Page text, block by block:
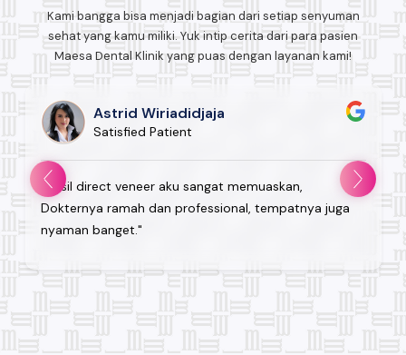
Kami bangga bisa menjadi bagian dari setiap senyuman
sehat yang kamu miliki. Yuk intip cerita dari para pasien
Maesa Dental Klinik yang puas dengan layanan kami!
Astrid Wiriadidjaja
Satisfied Patient
"Hasil direct veneer aku sangat memuaskan,
Dokternya ramah dan professional, tempatnya juga
nyaman banget."